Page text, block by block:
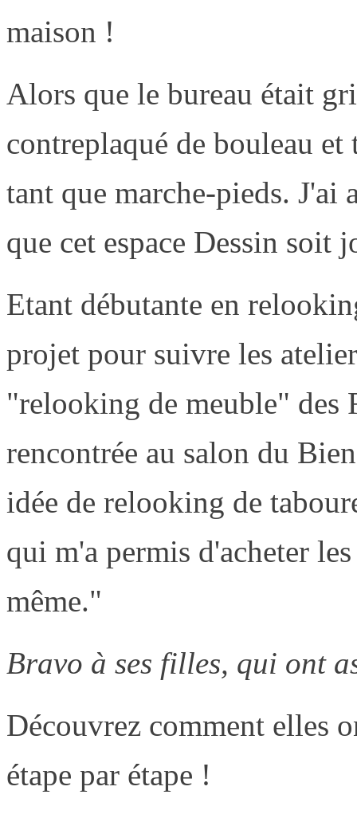
maison !
Alors que le bureau était
contreplaqué de bouleau
tant que marche-pieds. J'ai
que cet espace Dessin soit
Etant débutante en
projet pour suivre les
"relooking de meuble" des
rencontrée au salon du
idée de relooking de
qui m'a permis d'acheter
même."
Bravo à ses filles, qui ont
Découvrez comment elles
étape par étape !